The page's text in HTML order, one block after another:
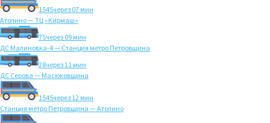
1545через 07 мин
Атолино — ТЦ «Кирмаш»
75через 09 мин
ДС Малиновка-4 — Станция метро Петровщина
28через 11 мин
ДС Серова — Масюковщина
1545через 12 мин
Станция метро Петровщина — Атолино